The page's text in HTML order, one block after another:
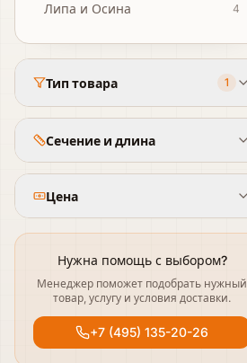
Липа и Осина 4
Тип товара 1
Сечение и длина
Цена
Нужна помощь с выбором?
Менеджер поможет подобрать нужный
товар, услугу и условия доставки.
+7 (495) 135-20-26